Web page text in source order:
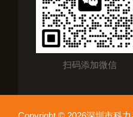
扫码添加微信